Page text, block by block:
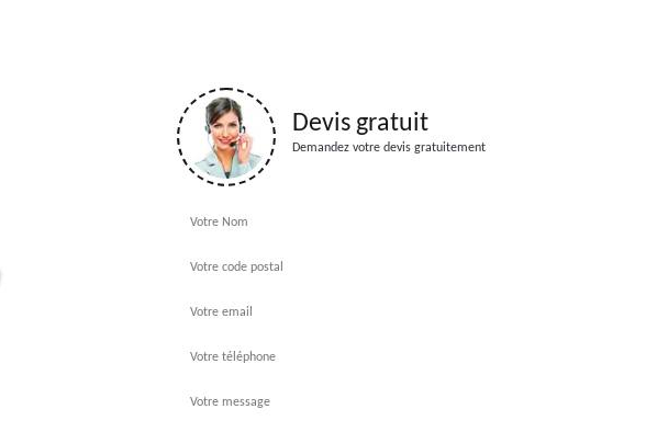
Devis gratuit
Demandez votre devis gratuitement